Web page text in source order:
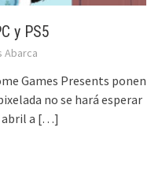
y PS5
Abarca
Games Presents ponen
no se hará esperar
a […]